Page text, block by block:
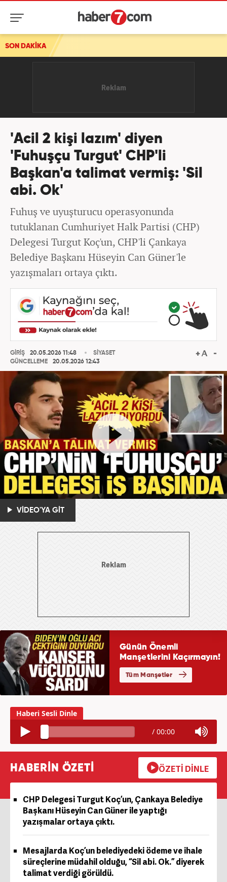
SON DAKİKA
'Acil 2 kişi lazım' diyen
'Fuhuşçu Turgut' CHP'li
Başkan'a talimat vermiş: 'Sil
abi. Ok'
Fuhuş ve uyuşturucu operasyonunda
tutuklanan Cumhuriyet Halk Partisi (CHP)
Delegesi Turgut Koç'un, CHP'li Çankaya
Belediye Başkanı Hüseyin Can Güner'le
yazışmaları ortaya çıktı.
GİRİŞ
20.05.2026 11:48
GÜNCELLEME
20.05.2026 12:43
SİYASET
VİDEO'YA GİT
/ 00:00
HABERİN ÖZETİ ÖZETİ DİNLE
CHP Delegesi Turgut Koç’un, Çankaya Belediye
Başkanı Hüseyin Can Güner ile yaptığı
yazışmalar ortaya çıktı.
Mesajlarda Koç’un belediyedeki ödeme ve ihale
süreçlerine müdahil olduğu, “Sil abi. Ok.” diyerek
talimat verdiği görüldü.